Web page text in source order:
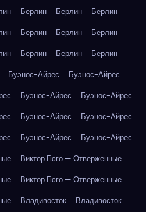
Берлин Берлин
Берлин
Берлин Берлин
Берлин
Берлин Берлин
Берлин
Буэнос-Айрес
Буэнос-Айрес
Буэнос-Айрес
Буэнос-Айрес
Буэнос-Айрес
Буэнос-Айрес
Буэнос-Айрес
Буэнос-Айрес
Виктор Гюго — Отверженные
Виктор Гюго — Отверженные
Владивосток
Владивосток